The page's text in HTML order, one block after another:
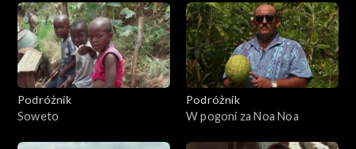
Podróżnik
Soweto
Podróżnik
W pogoni za Noa Noa